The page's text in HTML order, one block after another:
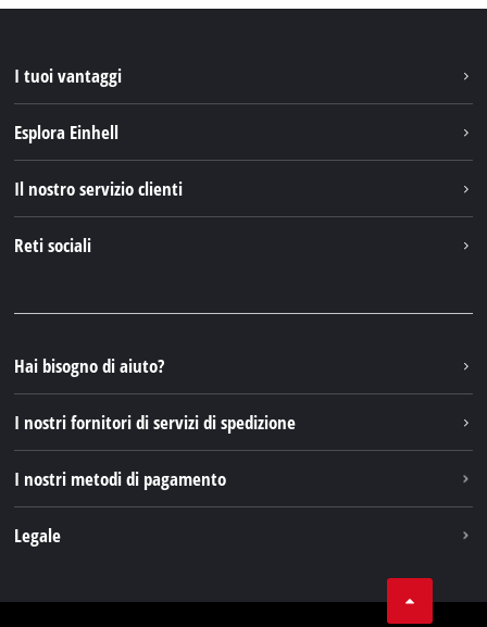
I tuoi vantaggi
Esplora Einhell
Einhell Germany AG
Il nostro servizio clienti
Reti sociali
Instagram
TikTok
Pinterest
Hai bisogno di aiuto?
I nostri fornitori di servizi di spedizione
I nostri metodi di pagamento
Legale